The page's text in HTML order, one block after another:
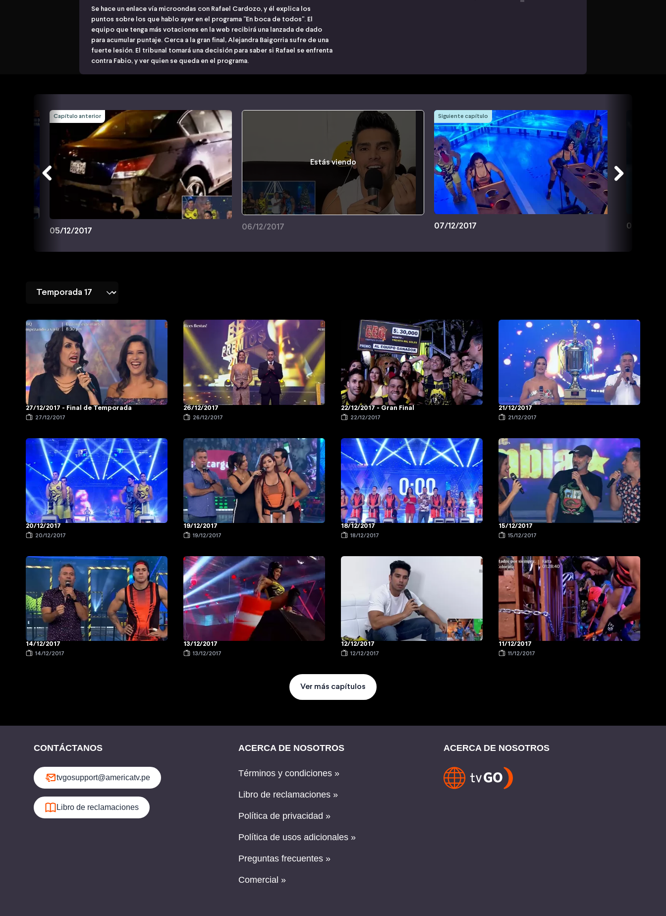
Se hace un enlace vía microondas con Rafael Cardozo, y él explica los
puntos sobre los que hablo ayer en el programa "En boca de todos". El
equipo que tenga más votaciones en la web recibirá una lanzada de dado
para acumular puntaje. Cerca a la gran final, Alejandra Baigorria sufre de una
fuerte lesión. El tribunal tomará una decisión para saber si Rafael se enfrenta
contra Fabio, y ver quien se queda en el programa.
Capítulo anterior
05/12/2017
Estás viendo
06/12/2017
Siguiente capítulo
07/12/2017 08/12/
27/12/2017 - Final de Temporada
27/12/2017
26/12/2017
26/12/2017
22/12/2017 - Gran Final
22/12/2017
21/12/2017
21/12/2017
20/12/2017
20/12/2017
19/12/2017
19/12/2017
18/12/2017
18/12/2017
15/12/2017
15/12/2017
14/12/2017
14/12/2017
13/12/2017
13/12/2017
12/12/2017
12/12/2017
11/12/2017
11/12/2017
Ver más capítulos
CONTÁCTANOS
tvgosupport@americatv.pe
Libro de reclamaciones
ACERCA DE NOSOTROS
Términos y condiciones »
Libro de reclamaciones »
Política de privacidad »
Política de usos adicionales »
Preguntas frecuentes »
Comercial »
ACERCA DE NOSOTROS